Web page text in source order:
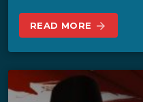
READ MORE arrow_forward